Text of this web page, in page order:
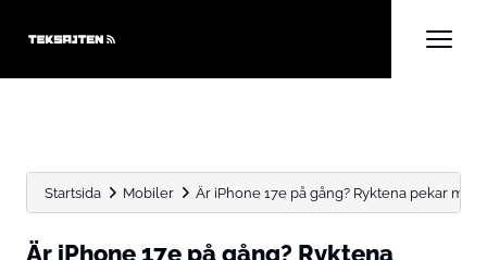
Startsida Mobiler Är iPhone 17e på gång? Ryktena pekar mot
Är iPhone 17e på gång? Ryktena